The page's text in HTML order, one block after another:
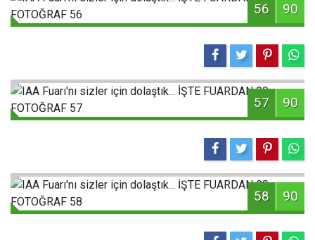
56 90
57 90
58 90